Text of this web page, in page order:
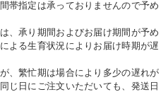
帯指定は承っておりませんので予め
、承り期間およびお届け期間が予め
よる生育状況によりお届け時期が遅
、繁忙期は場合により多少の遅れが
じ日にご注文いただいても、発送日